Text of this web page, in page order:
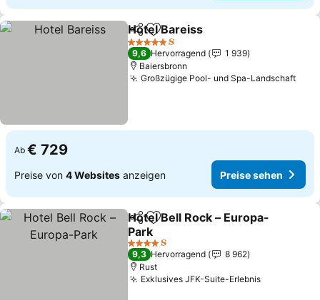
TeilenZu Favoriten hinzufügen
Hotel Bareiss
5 Sterne
9,6 Hervorragend
1 939
Baiersbronn
Großzügige Pool- und Spa-Landschaft
Ab € 729
Preise von 4 Websites anzeigen Preise sehen
TeilenZu Favoriten hinzufügen
Hotel Bell Rock – Europa-
Park
4 Sterne
9,3 Hervorragend
8 962
Rust
Exklusives JFK-Suite-Erlebnis